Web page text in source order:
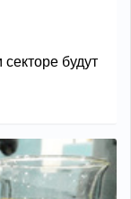
будут